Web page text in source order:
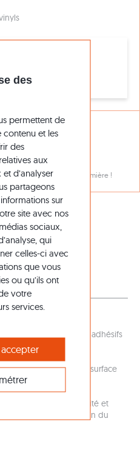
26 16
nouveautés en avant-première !
LISSES
panneaux de stands, adhésifs
avec une pose sur surface
sur les champs quantité et
rubrique "Transmission du
des
permettent de
contenu et les
des
aux
d’analyser
partageons
sur
site avec nos
sociaux,
qui
celles-ci avec
que vous
ou qu’ils ont
votre
services.